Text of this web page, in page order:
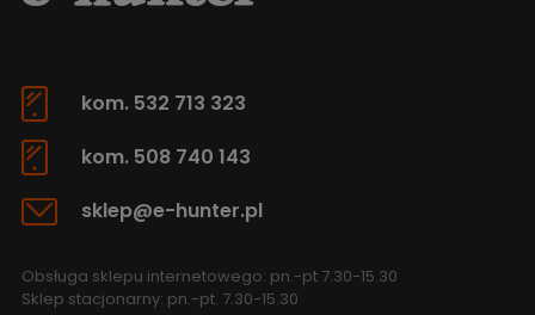
kom. 532 713 323
kom. 508 740 143
sklep@e-hunter.pl
Obsługa sklepu internetowego: pn.-pt 7.30-15.30
Sklep stacjonarny: pn.-pt. 7.30-15.30